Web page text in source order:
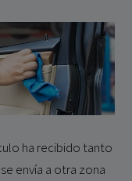
ha recibido tanto
envía a otra zona